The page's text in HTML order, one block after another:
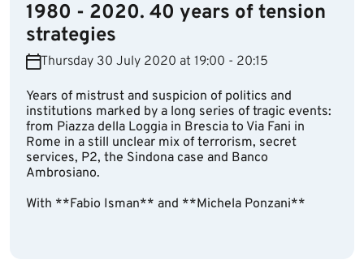
1980 - 2020. 40 years of tension
strategies
Thursday 30 July 2020 at 19:00 - 20:15
Years of mistrust and suspicion of politics and
institutions marked by a long series of tragic events:
from Piazza della Loggia in Brescia to Via Fani in
Rome in a still unclear mix of terrorism, secret
services, P2, the Sindona case and Banco
Ambrosiano.
With **Fabio Isman** and **Michela Ponzani**